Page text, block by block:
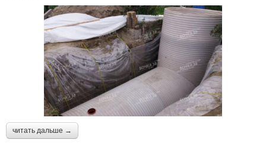
читать дальше →